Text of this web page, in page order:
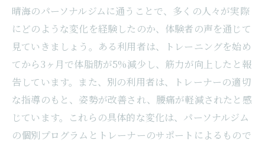
晴海のパーソナルジムに通うことで、多くの人々が実際
にどのような変化を経験したのか、体験者の声を通じて
見ていきましょう。ある利用者は、トレーニングを始め
てから3ヶ月で体脂肪が5%減少し、筋力が向上したと報
告しています。また、別の利用者は、トレーナーの適切
な指導のもと、姿勢が改善され、腰痛が軽減されたと感
じています。これらの具体的な変化は、パーソナルジム
の個別プログラムとトレーナーのサポートによるもので